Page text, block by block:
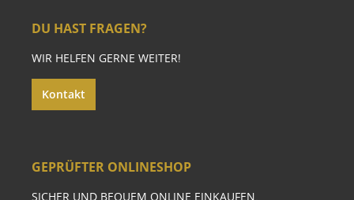
DU HAST FRAGEN?
WIR HELFEN GERNE WEITER!
Kontakt
GEPRÜFTER ONLINESHOP
SICHER UND BEQUEM ONLINE EINKAUFEN.